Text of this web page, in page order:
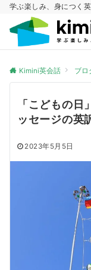
学ぶ楽しみ、身につく
Kimini英会話 ブロ
「こどもの
ッセージの英
2023年5月5日